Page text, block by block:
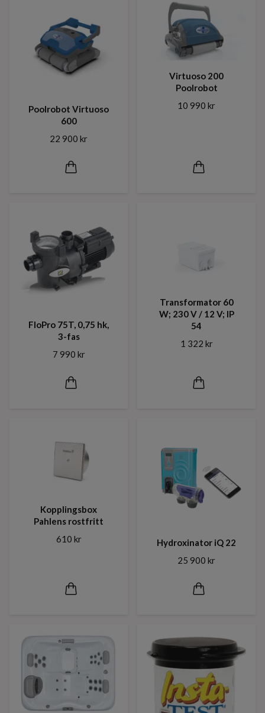
Poolrobot Virtuoso
600
22 900 kr
Virtuoso 200
Poolrobot
10 990 kr
FloPro 75T, 0,75 hk,
3-fas
7 990 kr
Transformator 60
W; 230 V / 12 V; IP
54
1 322 kr
Kopplingsbox
Pahlens rostfritt
610 kr
Hydroxinator iQ 22
25 900 kr